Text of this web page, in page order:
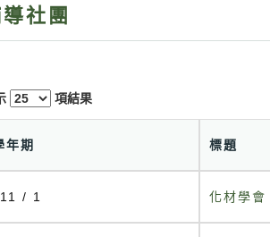
社團
項結果
年期 標題
/ 1 化材學會